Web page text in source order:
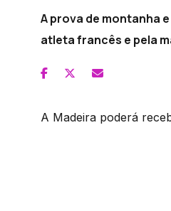
A prova de montanha
atleta francês e pela
A Madeira poderá